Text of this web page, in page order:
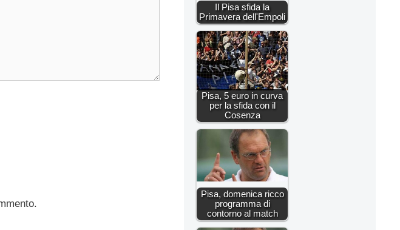
Il Pisa sfida la
Primavera dell'Empoli
Pisa, 5 euro in curva
per la sfida con il
Cosenza
Pisa, domenica ricco
programma di
contorno al match